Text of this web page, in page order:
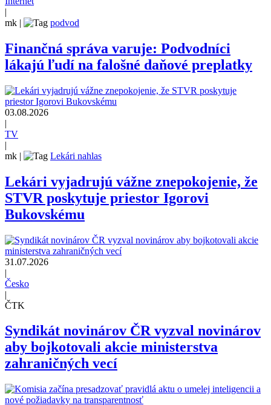
|
mk | podvod
Finančná správa varuje: Podvodníci
lákajú ľudí na falošné daňové preplatky
03.08.2026
|
TV
|
mk | Lekári nahlas
Lekári vyjadrujú vážne znepokojenie, že
STVR poskytuje priestor Igorovi
Bukovskému
31.07.2026
|
Česko
|
ČTK
Syndikát novinárov ČR vyzval novinárov
aby bojkotovali akcie ministerstva
zahraničných vecí